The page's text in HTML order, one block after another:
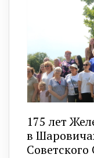
175 лет
в